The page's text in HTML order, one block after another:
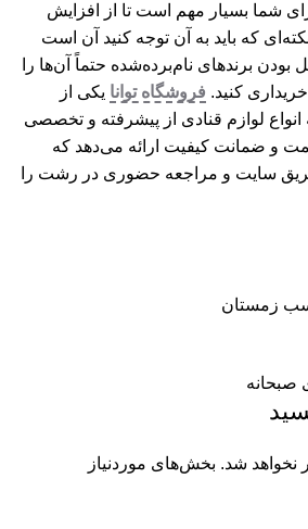
شما بسیار مهم است تا از افزایش
که باید به آن توجه کنید آن است
بودن برندهای نام‌برده‌شده حتماً آن‌ها را
کنید. فروشگاه توانا یکی از
لوازم قنادی از پیشرفته و تخصصی
و ضمانت کیفیت ارائه می‌دهد که
طریق سایت و مراجعه حضوری در رشت را
زمستان
صبحانه
نخواهد شد. بخش‌های موردنیاز